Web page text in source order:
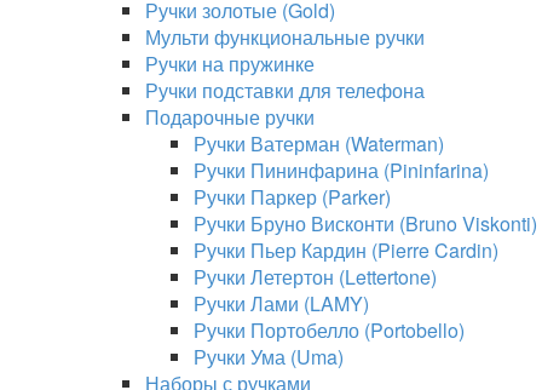
Ручки золотые (Gold)
Мульти функциональные ручки
Ручки на пружинке
Ручки подставки для телефона
Подарочные ручки
Ручки Ватерман (Waterman)
Ручки Пининфарина (Pininfarina)
Ручки Паркер (Parker)
Ручки Бруно Висконти (Bruno Viskonti)
Ручки Пьер Кардин (Pierre Cardin)
Ручки Летертон (Lettertone)
Ручки Лами (LAMY)
Ручки Портобелло (Portobello)
Ручки Ума (Uma)
Наборы с ручками